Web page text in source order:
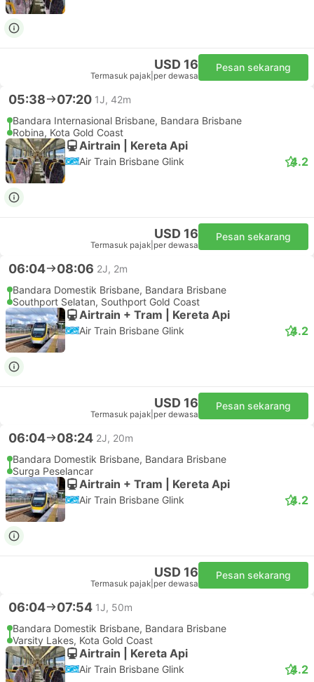
USD 16
Termasuk pajak per dewasa
Pesan sekarang
05:38 07:20 1J, 42m
Bandara Internasional Brisbane, Bandara Brisbane
Robina, Kota Gold Coast
Airtrain | Kereta Api
Air Train Brisbane Glink 4.2
USD 16
Termasuk pajak per dewasa
Pesan sekarang
06:04 08:06 2J, 2m
Bandara Domestik Brisbane, Bandara Brisbane
Southport Selatan, Southport Gold Coast
Airtrain + Tram | Kereta Api
Air Train Brisbane Glink 4.2
USD 16
Termasuk pajak per dewasa
Pesan sekarang
06:04 08:24 2J, 20m
Bandara Domestik Brisbane, Bandara Brisbane
Surga Peselancar
Airtrain + Tram | Kereta Api
Air Train Brisbane Glink 4.2
USD 16
Termasuk pajak per dewasa
Pesan sekarang
06:04 07:54 1J, 50m
Bandara Domestik Brisbane, Bandara Brisbane
Varsity Lakes, Kota Gold Coast
Airtrain | Kereta Api
Air Train Brisbane Glink 4.2